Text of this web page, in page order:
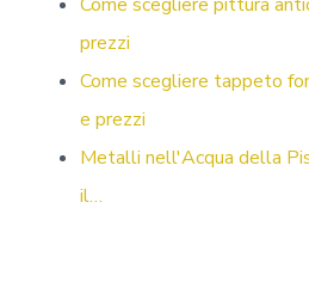
prezzi
Come scegliere tappeto
e prezzi
Metalli nell'Acqua della
il…